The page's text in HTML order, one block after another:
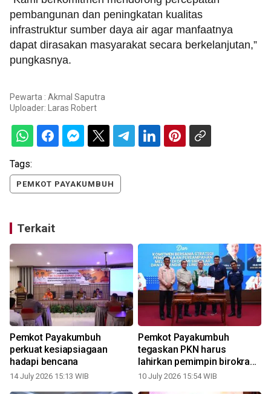
pembangunan dan peningkatan kualitas
infrastruktur sumber daya air agar manfaatnya
dapat dirasakan masyarakat secara berkelanjutan,”
pungkasnya.
Pewarta : Akmal Saputra
Uploader: Laras Robert
Tags:
PEMKOT PAYAKUMBUH
Terkait
Pemkot Payakumbuh
perkuat kesiapsiagaan
hadapi bencana
14 July 2026 15:13 WIB
Pemkot Payakumbuh
tegaskan PKN harus
lahirkan pemimpin birokrasi
yang berkapasitas
10 July 2026 15:54 WIB